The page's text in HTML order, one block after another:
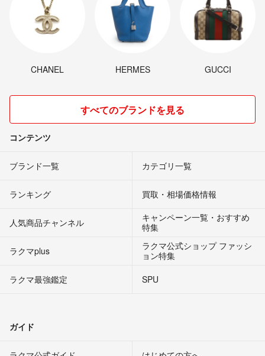
CHANEL HERMES GUCCI
すべてのブランドを見る
コンテンツ
ブランド一覧 カテゴリ一覧
ランキング 買取・相場価格情報
人気商品チャンネル
キャンペーン一覧・おすすめ
特集
ラクマplus
ラクマ公式ショップ ファッシ
ョン特集
ラクマ最強鑑定
SPU
ガイド